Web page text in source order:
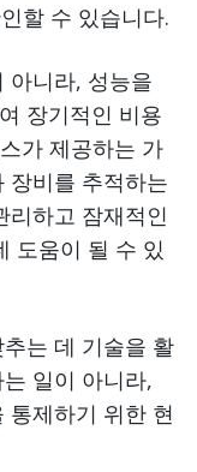
할 수 있습니다.
아니라, 성능을
장기적인 비용
가 제공하는 가
장비를 추적하는
리하고 잠재적인
도움이 될 수 있
는 데 기술을 활
일이 아니라,
통제하기 위한 현